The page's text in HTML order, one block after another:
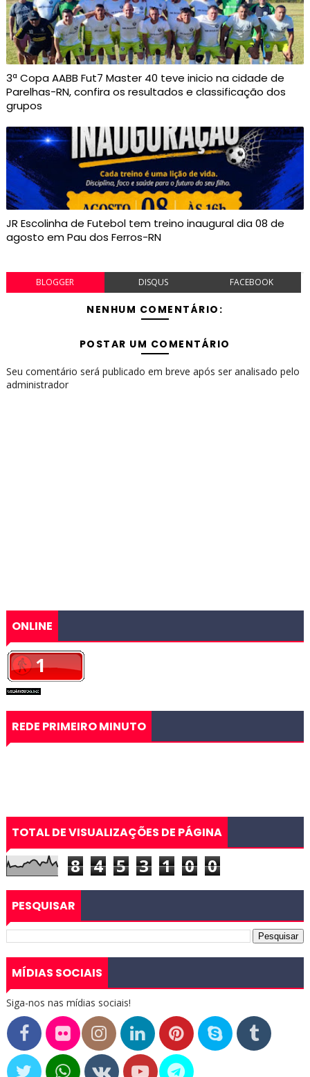
3ª Copa AABB Fut7 Master 40 teve inicio na cidade de
Parelhas-RN, confira os resultados e classificação dos
grupos
JR Escolinha de Futebol tem treino inaugural dia 08 de
agosto em Pau dos Ferros-RN
BLOGGER DISQUS FACEBOOK
NENHUM COMENTÁRIO:
POSTAR UM COMENTÁRIO
Seu comentário será publicado em breve após ser analisado pelo
administrador
ONLINE
REDE PRIMEIRO MINUTO
TOTAL DE VISUALIZAÇÕES DE PÁGINA
8 4 5 3 1 0 0
PESQUISAR
MÍDIAS SOCIAIS
Siga-nos nas mídias sociais!